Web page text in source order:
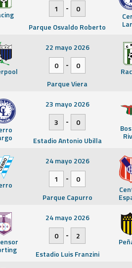
1
-
0
Parque Osvaldo Roberto
22 mayo 2026
0
-
0
Parque Viera
23 mayo 2026
3
-
0
Estadio Antonio Ubilla
24 mayo 2026
1
-
0
Parque Capurro
24 mayo 2026
0
-
2
Estadio Luis Franzini